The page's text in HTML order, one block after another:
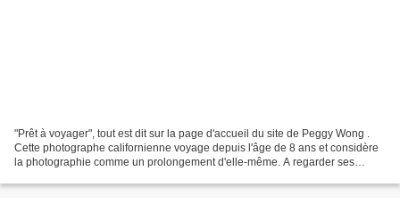
"Prêt à voyager", tout est dit sur la page d'accueil du site de Peggy Wong .
Cette photographe californienne voyage depuis l'âge de 8 ans et considère
la photographie comme un prolongement d'elle-même. A regarder ses